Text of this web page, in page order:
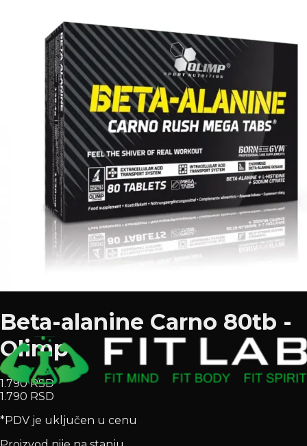
Beta-alanine Carno 80tb -
Olimp
1.790 RSD
1.790 RSD
*PDV je uključen u cenu